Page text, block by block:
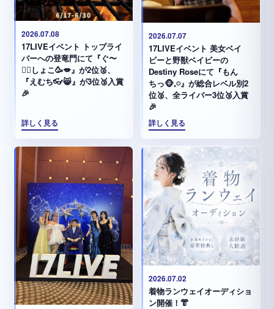
2026.07.08
17LIVEイベント トップライ
バーへの登竜門にて『ぐ〜
✊🏻‪しょこ🥳💋』が2位🥈、
『えむち👓😸』が3位🥉入賞
🎉
詳しく見る
2026.07.07
17LIVEイベント 美女ベイ
ビーと野獣ベイビーの
Destiny Roseにて『もん
ちっ🐵𓈒𓏸︎︎︎︎』が総合レベル別2
位🥈、全ライバー3位🥉入賞
🎉
詳しく見る
2026.07.02
着物ランウェイオーディショ
ン開催！👘